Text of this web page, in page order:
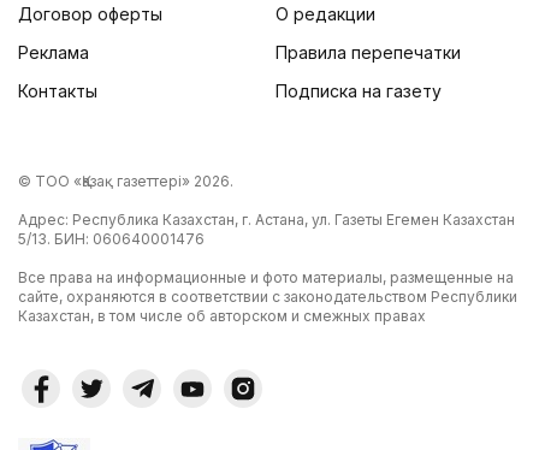
Договор оферты
Реклама
Контакты
О редакции
Правила перепечатки
Подписка на газету
© ТОО «Қазақ газеттері» 2026.
Адрес: Республика Казахстан, г. Астана, ул. Газеты Егемен Казахстан
5/13. БИН: 060640001476
Все права на информационные и фото материалы, размещенные на
сайте, охраняются в соответствии с законодательством Республики
Казахстан, в том числе об авторском и смежных правах